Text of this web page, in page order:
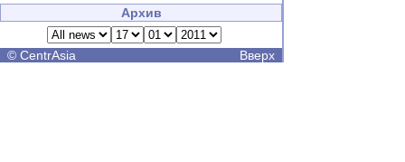
Архив
© CentrAsia Вверх